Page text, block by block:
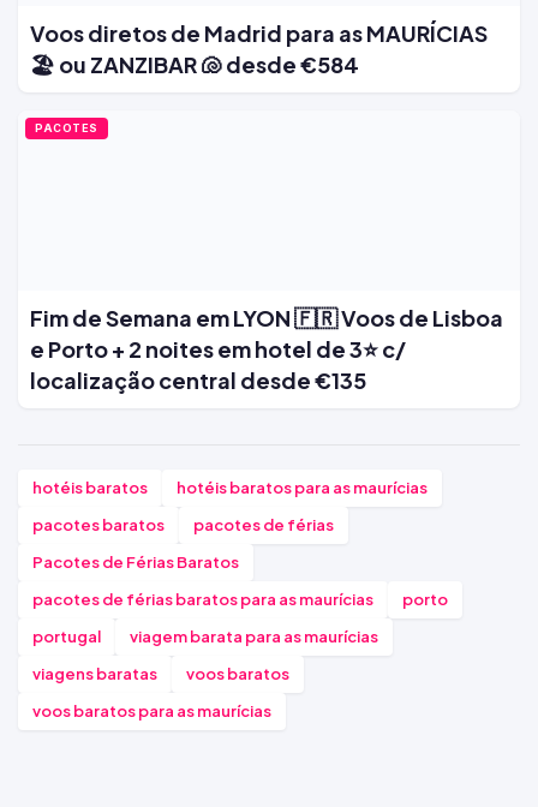
Voos diretos de Madrid para as MAURÍCIAS
🏖️ ou ZANZIBAR 🐚 desde €584
PACOTES
Fim de Semana em LYON 🇫🇷 Voos de Lisboa
e Porto + 2 noites em hotel de 3⭐ c/
localização central desde €135
hotéis baratos
hotéis baratos para as maurícias
pacotes baratos
pacotes de férias
Pacotes de Férias Baratos
pacotes de férias baratos para as maurícias
porto
portugal
viagem barata para as maurícias
viagens baratas
voos baratos
voos baratos para as maurícias